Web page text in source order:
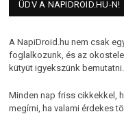
ÜDV A NAPIDROID.HU-N!
A NapiDroid.hu nem csak
foglalkozunk, és az
kütyüt igyekszünk bemutatni.
Minden nap friss cikkekkel,
megírni, ha valami érdekes